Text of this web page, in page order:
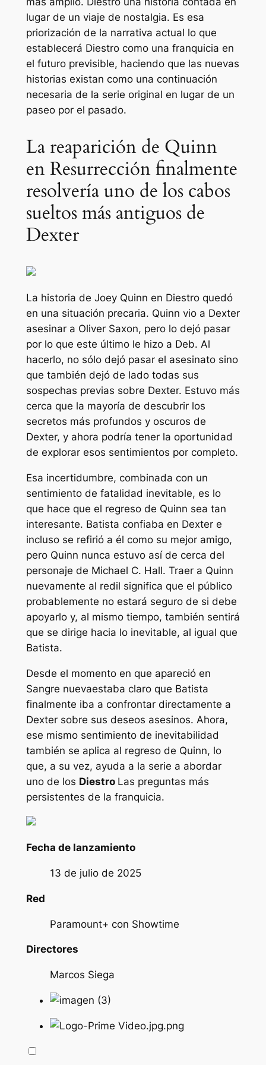
lugar de un viaje de nostalgia. Es esa
priorización de la narrativa actual lo que
establecerá Diestrocomo una franquicia en
el futuro previsible, haciendo que las nuevas
historias existan como una continuación
necesaria de la serie original en lugar de un
paseo por el pasado.
La reaparición de Quinn
en Resurrección finalmente
resolvería uno de los cabos
sueltos más antiguos de
Dexter
La historia de Joey Quinn en Diestroquedó
en una situación precaria. Quinn vio a Dexter
asesinar a Oliver Saxon, pero lo dejó pasar
por lo que este último le hizo a Deb. Al
hacerlo, no sólo dejó pasar el asesinato sino
que también dejó de lado todas sus
sospechas previas sobre Dexter. Estuvo más
cerca que la mayoría de descubrir los
secretos más profundos y oscuros de
Dexter, y ahora podría tener la oportunidad
de explorar esos sentimientos por completo.
Esa incertidumbre, combinada con un
sentimiento de fatalidad inevitable, es lo
que hace que el regreso de Quinn sea tan
interesante. Batista confiaba en Dexter e
incluso se refirió a él como su mejor amigo,
pero Quinn nunca estuvo así de cerca del
personaje de Michael C. Hall. Traer a Quinn
nuevamente al redil significa que el público
probablemente no estará seguro de si debe
apoyarlo y, al mismo tiempo, también sentirá
que se dirige hacia lo inevitable, al igual que
Batista.
Desde el momento en que apareció en
Sangre nuevaestaba claro que Batista
finalmente iba a confrontar directamente a
Dexter sobre sus deseos asesinos. Ahora,
ese mismo sentimiento de inevitabilidad
también se aplica al regreso de Quinn, lo
que, a su vez, ayuda a la serie a abordar
uno de los Diestro Las preguntas más
persistentes de la franquicia.
Fecha de lanzamiento
13 de julio de 2025
Red
Paramount+ con Showtime
Directores
Marcos Siega